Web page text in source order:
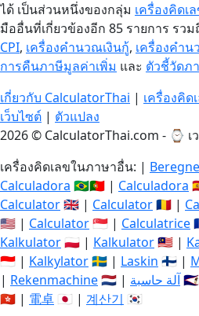
ได้ เป็นส่วนหนึ่งของกลุ่ม เครื่องคิดเ
มืออื่นที่เกี่ยวข้องอีก 85 รายการ รวม
CPI, เครื่องคำนวณเงินกู้, เครื่องคำ
การคืนภาษีมูลค่าเพิ่ม และ ตัวชี้วัดภ
เกี่ยวกับ CalculatorThai | เครื่องคิด
เว็บไซต์ | ตัวแปลง
2026 © CalculatorThai.com - ⌚ เ
เครื่องคิดเลขในภาษาอื่น: |
Calculadora 🇧🇷🇵🇹 | Calculadora
Calculator🇬🇧 | Calculator🇷🇴 |
🇺🇸 | Calculator🇸🇬 | Calculatrice
Kalkulator🇵🇱 | Kalkulator🇲🇾 |
🇮🇩 | Kalkylator🇸🇪 | Laskin 🇫🇮 |
| Rekenmachine🇳🇱 | آلة حاسبة
🇭🇰 | 電卓 🇯🇵 | 계산기 🇰🇷